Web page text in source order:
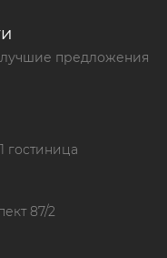
предложения
гостиница
87/2